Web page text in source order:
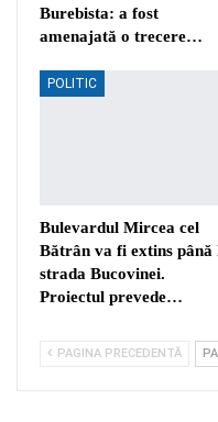
Burebista: a fost
amenajată o trecere…
POLITIC
Bulevardul Mircea cel
Bătrân va fi extins până
strada Bucovinei.
Proiectul prevede…
PAGINA PRECEDENTĂ